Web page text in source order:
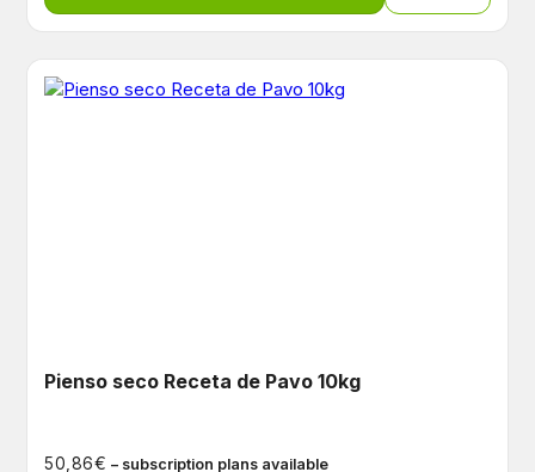
Pienso seco Receta de Pavo 10kg
50,86€ – subscription plans available